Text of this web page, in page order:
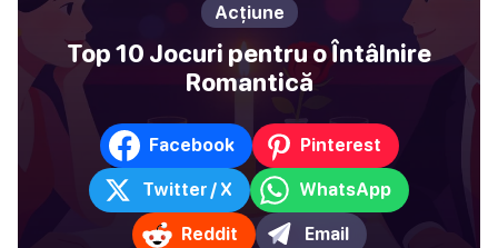
Acțiune
Top 10 Jocuri pentru o Întâlnire
Romantică
Facebook Pinterest
Twitter / X WhatsApp
Reddit Email